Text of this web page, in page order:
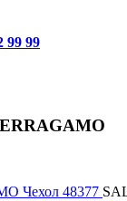
99 99